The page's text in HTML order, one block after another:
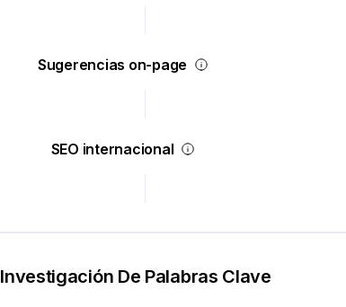
Sugerencias on-page
SEO internacional
Investigación De Palabras Clave